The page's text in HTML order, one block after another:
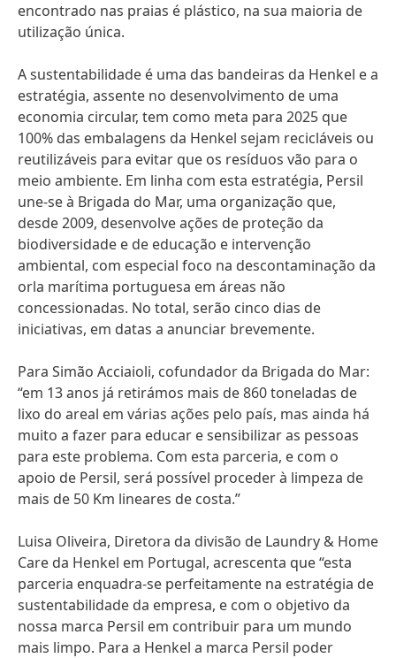
encontrado nas praias é plástico, na sua maioria de
utilização única.
A sustentabilidade é uma das bandeiras da Henkel e a
estratégia, assente no desenvolvimento de uma
economia circular, tem como meta para 2025 que
100% das embalagens da Henkel sejam recicláveis ou
reutilizáveis para evitar que os resíduos vão para o
meio ambiente. Em linha com esta estratégia, Persil
une-se à Brigada do Mar, uma organização que,
desde 2009, desenvolve ações de proteção da
biodiversidade e de educação e intervenção
ambiental, com especial foco na descontaminação da
orla marítima portuguesa em áreas não
concessionadas. No total, serão cinco dias de
iniciativas, em datas a anunciar brevemente.
Para Simão Acciaioli, cofundador da Brigada do Mar:
“em 13 anos já retirámos mais de 860 toneladas de
lixo do areal em várias ações pelo país, mas ainda há
muito a fazer para educar e sensibilizar as pessoas
para este problema. Com esta parceria, e com o
apoio de Persil, será possível proceder à limpeza de
mais de 50 Km lineares de costa.”
Luisa Oliveira, Diretora da divisão de Laundry & Home
Care da Henkel em Portugal, acrescenta que “esta
parceria enquadra-se perfeitamente na estratégia de
sustentabilidade da empresa, e com o objetivo da
nossa marca Persil em contribuir para um mundo
mais limpo. Para a Henkel a marca Persil poder